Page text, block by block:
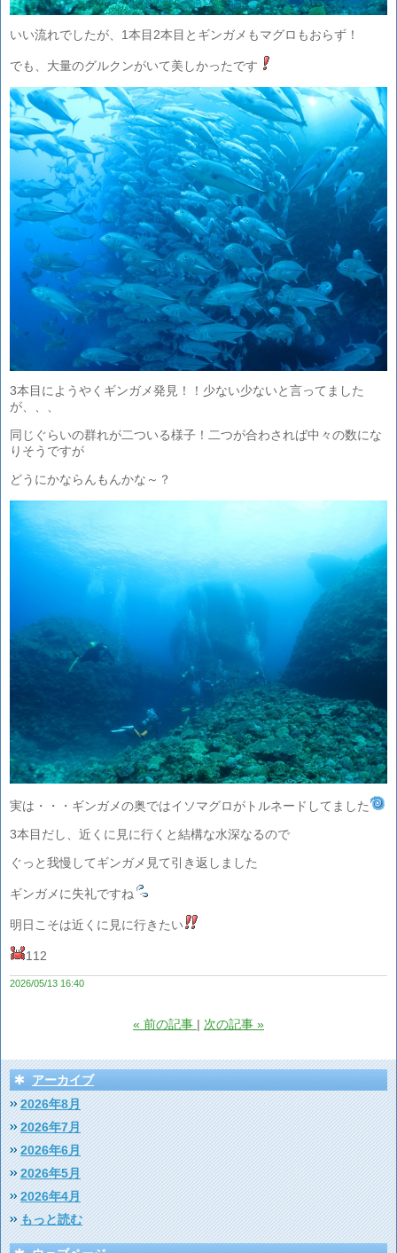
いい流れでしたが、1本目2本目とギンガメもマグロもおらず！
でも、大量のグルクンがいて美しかったです
3本目にようやくギンガメ発見！！少ない少ないと言ってました
が、、、
同じぐらいの群れが二ついる様子！二つが合わされば中々の数にな
りそうですが
どうにかならんもんかな～？
実は・・・ギンガメの奥ではイソマグロがトルネードしてました
3本目だし、近くに見に行くと結構な水深なるので
ぐっと我慢してギンガメ見て引き返しました
ギンガメに失礼ですね
明日こそは近くに見に行きたい
112
2026/05/13 16:40
« 前の記事 次の記事 »
アーカイブ
2026年8月
2026年7月
2026年6月
2026年5月
2026年4月
もっと読む